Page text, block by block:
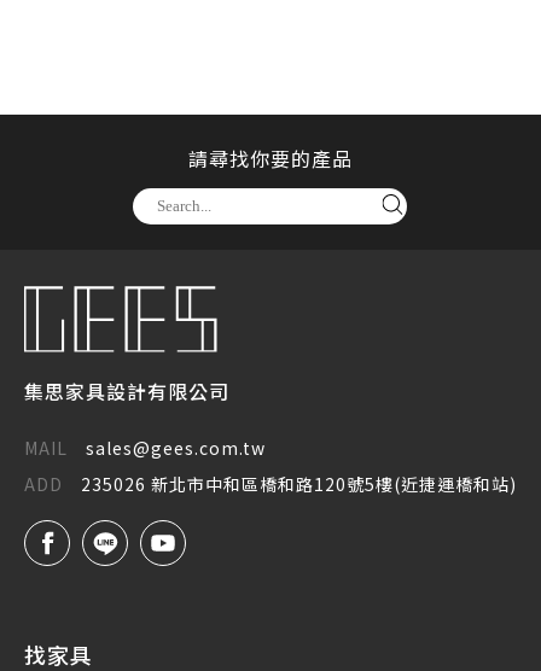
請尋找你要的產品
集思家具設計有限公司
MAIL
sales@gees.com.tw
ADD
235026 新北市中和區橋和路120號5樓(近捷運橋和站)
找家具